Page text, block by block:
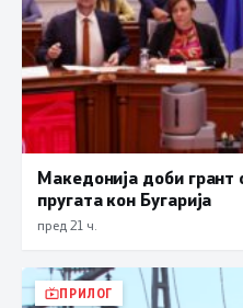
Македонија доби грант
пругата кон Бугарија
пред 21 ч.
ПРИЛОГ